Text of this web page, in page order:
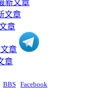
BBS Facebook